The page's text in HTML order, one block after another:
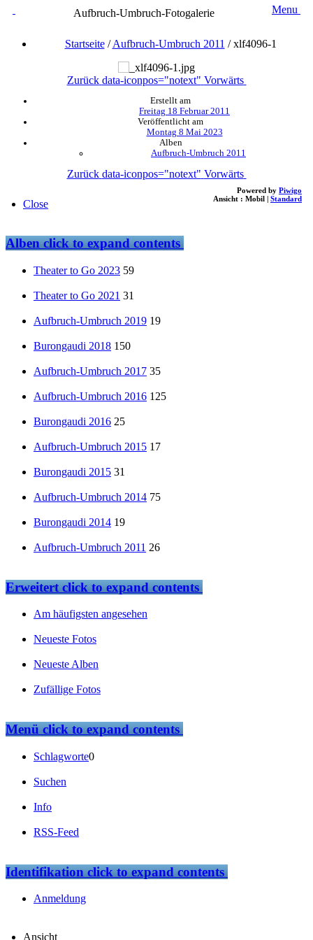
Aufbruch-Umbruch-Fotogalerie Menu
Startseite/Aufbruch-Umbruch 2011 /xlf4096-1
Zurück data-iconpos="notext" Vorwärts
Erstellt am
Freitag 18 Februar 2011
Veröffentlicht am
Montag 8 Mai 2023
Alben
Aufbruch-Umbruch 2011
Zurück data-iconpos="notext" Vorwärts
Powered by Piwigo
Ansicht : Mobil | Standard
Close
Albenclick to expand contents
Theater to Go 2023 59
Theater to Go 2021 31
Aufbruch-Umbruch 2019 19
Burongaudi 2018 150
Aufbruch-Umbruch 2017 35
Aufbruch-Umbruch 2016 125
Burongaudi 2016 25
Aufbruch-Umbruch 2015 17
Burongaudi 2015 31
Aufbruch-Umbruch 2014 75
Burongaudi 2014 19
Aufbruch-Umbruch 2011 26
Erweitertclick to expand contents
Am häufigsten angesehen
Neueste Fotos
Neueste Alben
Zufällige Fotos
Menüclick to expand contents
Schlagworte0
Suchen
Info
RSS-Feed
Identifikationclick to expand contents
Anmeldung
Ansicht